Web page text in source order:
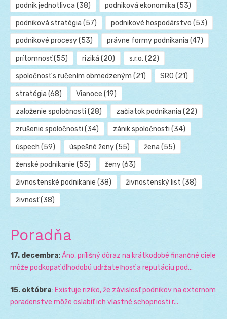
podnik jednotlivca (38) podniková ekonomika (53)
podniková stratégia (57) podnikové hospodárstvo (53)
podnikové procesy(53) právne formy podnikania (47)
prítomnosť(55) riziká (20) s.r.o. (22)
spoločnosť s ručením obmedzeným (21) SRO (21)
stratégia (68) Vianoce (19)
založenie spoločnosti (28) začiatok podnikania (22)
zrušenie spoločnosti (34) zánik spoločnosti (34)
úspech (59) úspešné ženy(55) žena (55)
ženské podnikanie (55) ženy(63)
živnostenské podnikanie (38) živnostenský list (38)
živnosť(38)
Poradňa
17. decembra: Áno, prílišný dôraz na krátkodobé finančné ciele
môže podkopať dlhodobú udržateľnosť a reputáciu pod...
15. októbra: Existuje riziko, že závislosť podnikov na externom
poradenstve môže oslabiť ich vlastné schopnosti r...